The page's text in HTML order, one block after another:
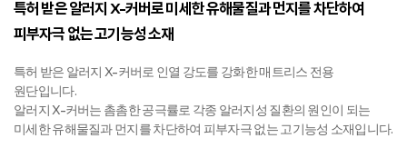
특허 받은 알러지 X-커버로 미세한 유해물질과 먼지를차단하여
피부자극 없는 고기능성 소재
특허 받은 알러지 X-커버로 인열 강도를 강화한 매트리스 전용
원단입니다.
알러지 X-커버는 촘촘한 공극률로 각종 알러지성 질환의 원인이 되는
미세한 유해물질과 먼지를 차단하여 피부자극 없는 고기능성 소재입니다.